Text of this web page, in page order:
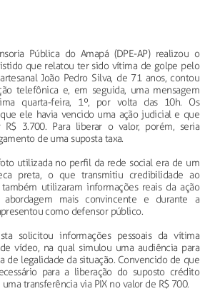
Pública do Amapá (DPE-AP) realizou o
que relatou ter sido vítima de golpe pelo
João Pedro Silva, de 71 anos, contou
telefônica e, em seguida, uma mensagem
quarta-feira, 1º, por volta das 10h. Os
ele havia vencido uma ação judicial e que
3.700. Para liberar o valor, porém, seria
de uma suposta taxa.
utilizada no perfil da rede social era de um
preta, o que transmitiu credibilidade ao
utilizaram informações reais da ação
mais convincente e durante a
como defensor público.
solicitou informações pessoais da vítima
vídeo, na qual simulou uma audiência para
de legalidade da situação. Convencido de que
para a liberação do suposto crédito
transferência via PIX no valor de R$ 700.